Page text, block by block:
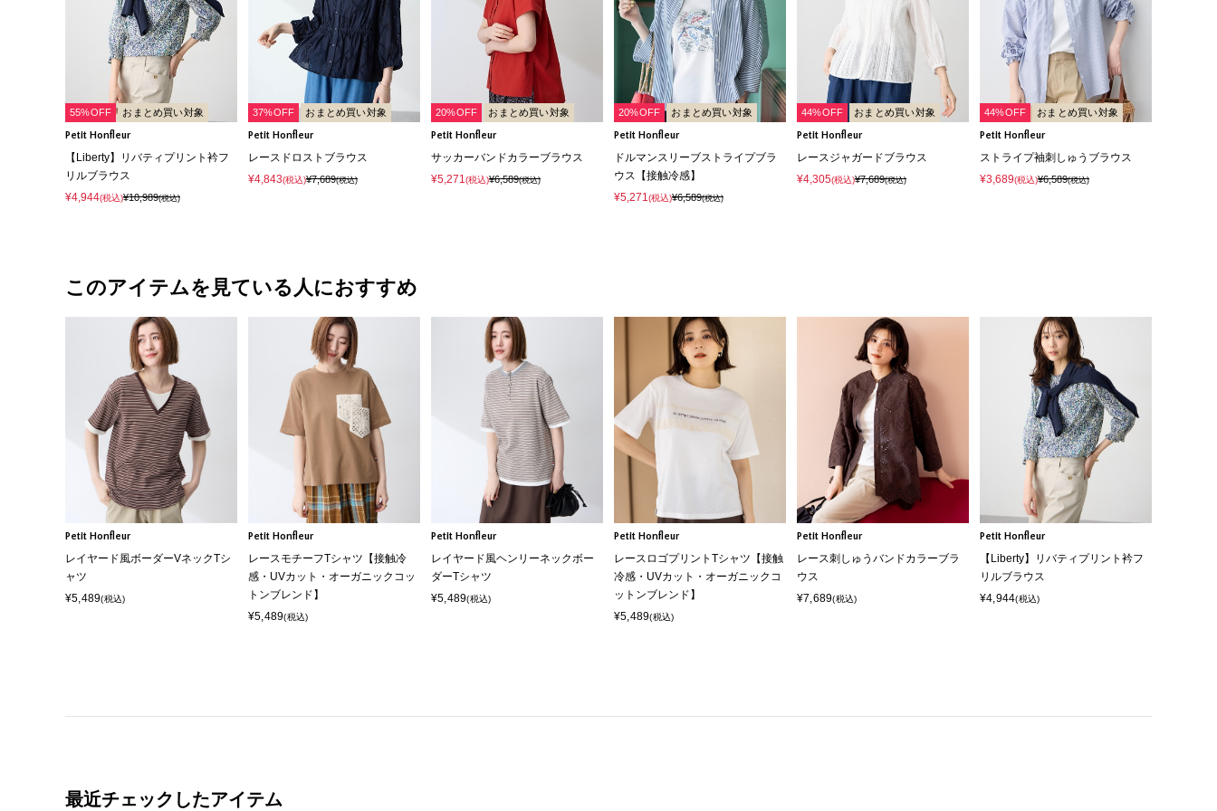
55%OFF おまとめ買い対象
Petit Honfleur
【Liberty】リバティプリント衿フ
リルブラウス
¥4,944(税込)¥10,989(税込)
37%OFF おまとめ買い対象
Petit Honfleur
レースドロストブラウス
¥4,843(税込)¥7,689(税込)
20%OFF おまとめ買い対象
Petit Honfleur
サッカーバンドカラーブラウス
¥5,271 (税込)¥6,589(税込)
20%OFF おまとめ買い対象
Petit Honfleur
ドルマンスリーブストライプブラ
ウス【接触冷感】
¥5,271 (税込)¥6,589(税込)
44%OFF おまとめ買い対象
Petit Honfleur
レースジャガードブラウス
¥4,305(税込)¥7,689(税込)
44%OFF おまとめ買い対象
Petit Honfleur
ストライプ袖刺しゅうブラウス
¥3,689(税込)¥6,589(税込)
このアイテムを見ている人におすすめ
Petit Honfleur
レイヤード風ボーダーVネックTシ
ャツ
¥5,489(税込)
Petit Honfleur
レースモチーフTシャツ【接触冷
感・UVカット・オーガニックコッ
トンブレンド】
¥5,489(税込)
Petit Honfleur
レイヤード風ヘンリーネックボー
ダーTシャツ
¥5,489(税込)
Petit Honfleur
レースロゴプリントTシャツ【接触
冷感・UVカット・オーガニックコ
ットンブレンド】
¥5,489(税込)
Petit Honfleur
レース刺しゅうバンドカラーブラ
ウス
¥7,689(税込)
Petit Honfleur
【Liberty】リバティプリント衿フ
リルブラウス
¥4,944(税込)
最近チェックしたアイテム